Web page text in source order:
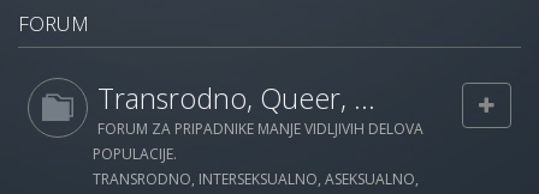
FORUM
Transrodno, Queer, ...
FORUM ZA PRIPADNIKE MANJE VIDLJIVIH DELOVA
POPULACIJE.
TRANSRODNO, INTERSEKSUALNO, ASEKSUALNO,